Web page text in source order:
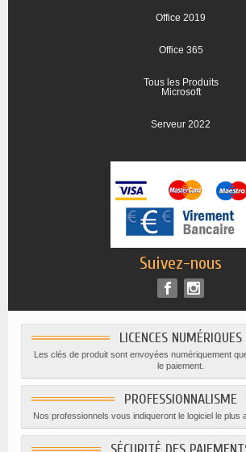
Office 2019
Office 365
Tous les Produits
Microsoft
Serveur 2022
Suivez-nous
LICENCES NUMÉRIQUES
Les clés de produit sont envoyées numériquement
le paiement.
PROFESSIONNALISME
Nos professionnels vous indiqueront le logiciel le plus